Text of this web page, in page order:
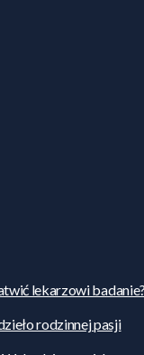
lekarzowi badanie?
rodzinnej pasji